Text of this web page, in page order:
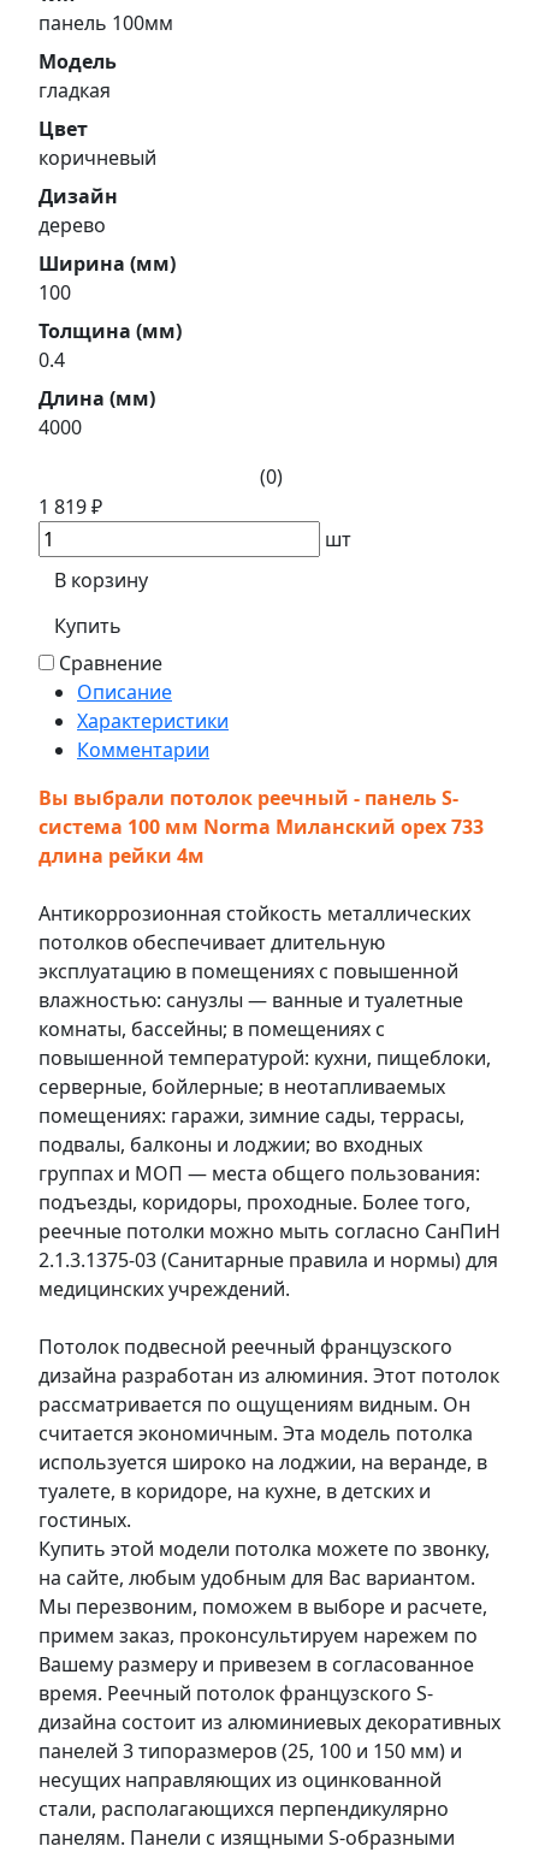
панель 100мм
Модель
гладкая
Цвет
коричневый
Дизайн
дерево
Ширина (мм)
100
Толщина (мм)
0.4
Длина (мм)
4000
(0)
1 819 ₽
шт
В корзину
Купить
Сравнение
Описание
Характеристики
Комментарии
Вы выбрали потолок реечный - панель S-
система 100 мм Norma Миланский орех 733
длина рейки 4м
Антикоррозионная стойкость металлических
потолков обеспечивает длительную
эксплуатацию в помещениях с повышенной
влажностью: санузлы — ванные и туалетные
комнаты, бассейны; в помещениях с
повышенной температурой: кухни, пищеблоки,
серверные, бойлерные; в неотапливаемых
помещениях: гаражи, зимние сады, террасы,
подвалы, балконы и лоджии; во входных
группах и МОП — места общего пользования:
подъезды, коридоры, проходные. Более того,
реечные потолки можно мыть согласно СанПиН
2.1.3.1375-03 (Санитарные правила и нормы) для
медицинских учреждений.
Потолок подвесной реечный французского
дизайна разработан из алюминия. Этот потолок
рассматривается по ощущениям видным. Он
считается экономичным. Эта модель потолка
используется широко на лоджии, на веранде, в
туалете, в коридоре, на кухне, в детских и
гостиных.
Купить этой модели потолка можете по звонку,
на сайте, любым удобным для Вас вариантом.
Мы перезвоним, поможем в выборе и расчете,
примем заказ, проконсультируем нарежем по
Вашему размеру и привезем в согласованное
время. Реечный потолок французского S-
дизайна состоит из алюминиевых декоративных
панелей 3 типоразмеров (25, 100 и 150 мм) и
несущих направляющих из оцинкованной
стали, располагающихся перпендикулярно
панелям. Панели с изящными S-образными